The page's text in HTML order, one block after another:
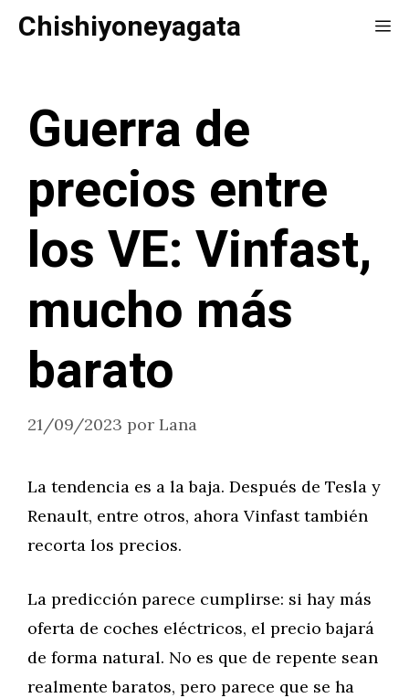
SaltarChishiyoneyagata
Guerra de
precios entre
los VE: Vinfast,
mucho más
barato
21/09/2023 por Lana
La tendencia es a la baja. Después de Tesla y
Renault, entre otros, ahora Vinfast también
recorta los precios.
La predicción parece cumplirse: si hay más
oferta de coches eléctricos, el precio bajará
de forma natural. No es que de repente sean
realmente baratos, pero parece que se ha